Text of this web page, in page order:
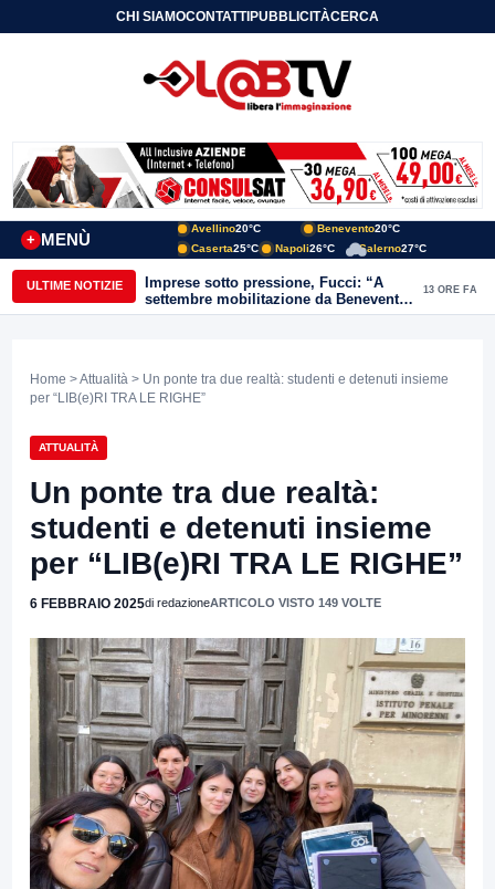
CHI SIAMOCONTATTIPUBBLICITÀCERCA
MENÙ
+
Avellino20°C Benevento20°C
Caserta25°C Napoli26°C Salerno27°C
ULTIME NOTIZIE
Imprese sotto pressione, Fucci: “A
settembre mobilitazione da Benevento
e Avellino”
13 ORE FA
Home >Attualità > Un ponte tra due realtà: studenti e detenuti insieme
per “LIB(e)RI TRA LE RIGHE”
ATTUALITÀ
Un ponte tra due realtà:
studenti e detenuti insieme
per “LIB(e)RI TRA LE RIGHE”
6 FEBBRAIO 2025di redazioneARTICOLO VISTO 149 VOLTE